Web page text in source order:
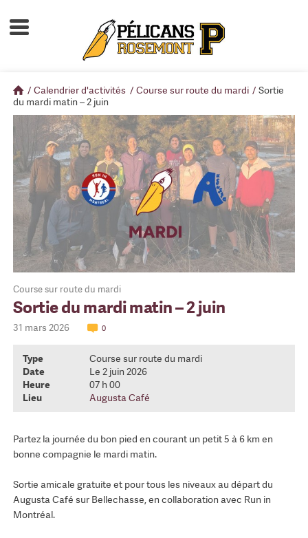
Accueil
Calendrier d'activités
Boutique
Devenir membre
/ Calendrier d'activités / Course sur route du mardi / Sortie
du mardi matin – 2 juin
Course sur route du mardi
Sortie du mardi matin – 2 juin
31 mars 2026 0
Type
Course sur route du mardi
Date
Le 2 juin 2026
Heure
07 h 00
Lieu
Augusta Café
Partez la journée du bon pied en courant un petit 5 à 6 km en
bonne compagnie le mardi matin.
Sortie amicale gratuite et pour tous les niveaux au départ du
Augusta Café sur Bellechasse, en collaboration avec Run in
Montréal.